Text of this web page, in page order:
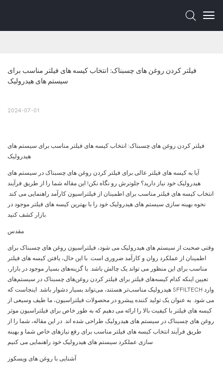
فیلتر کردن روغن های چسبناک: انتخاب کیسه های فیلتر مناسب برای
سیستم های هیدرولیک
2024-07-01
فیلتر کردن روغن های چسبناک: انتخاب کیسه های فیلتر مناسب برای سیستم های
هیدرولیک
آیا به کیسه های فیلتر عالی برای فیلتر کردن روغن های چسبناک در سیستم های
هیدرولیک خود نیاز دارید؟ جلوترش رو نگاه نکن! این مقاله شما را از طریق فرآیند
انتخاب کیسه های فیلتر مناسب برای اطمینان از فیلتراسیون کارآمد راهنمایی می کند.
نحوه بهینه سازی سیستم های هیدرولیک خود را با بهترین کیسه های فیلتر موجود در
بازار کشف کنید.
مقدس
وقتی صحبت از سیستم های هیدرولیک می شود، فیلتراسیون روغن های چسبناک برای
اطمینان از عملکرد روان و کارآمد ضروری است. با این حال، یافتن کیسه های فیلتر
مناسب برای این منظور می تواند یک چالش باشد. با گزینه‌های بسیار موجود در بازار،
تعیین اینکه کدام کیسه‌های فیلتر برای فیلتر کردن روغن‌های چسبناک در سیستم‌های
هیدرولیک مناسب‌تر هستند، می‌تواند بسیار دشوار باشد. اینجاست که SFFILTECH وارد
می شود. به عنوان یک تولید کننده پیشرو در محصولات فیلتراسیون، ما طیف وسیعی از
کیسه های فیلتر با کیفیت بالا را ارائه می دهیم که به طور خاص برای فیلتراسیون موثر
روغن های چسبناک در سیستم های هیدرولیک طراحی شده اند. در این مقاله، شما را از
طریق فرآیند انتخاب کیسه های فیلتر مناسب برای رفع نیازهای خاص شما و بهینه
سازی عملکرد سیستم های هیدرولیک خود راهنمایی می کنیم.
آشنایی با روغن های ویسکوز